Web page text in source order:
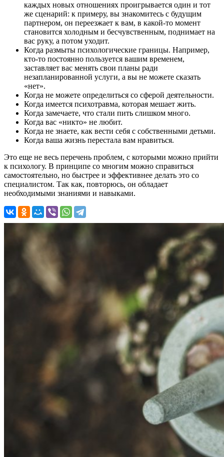
каждых новых отношениях проигрывается один и тот
же сценарий: к примеру, вы знакомитесь с будущим
партнером, он переезжает к вам, в какой-то момент
становится холодным и бесчувственным, поднимает на
вас руку, а потом уходит.
Когда размыты психологические границы. Например,
кто-то постоянно пользуется вашим временем,
заставляет вас менять свои планы ради
незапланированной услуги, а вы не можете сказать
«нет».
Когда не можете определиться со сферой деятельности.
Когда имеется психотравма, которая мешает жить.
Когда замечаете, что стали пить слишком много.
Когда вас «никто» не любит.
Когда не знаете, как вести себя с собственными детьми.
Когда ваша жизнь перестала вам нравиться.
Это еще не весь перечень проблем, с которыми можно прийти
к психологу. В принципе со многим можно справиться
самостоятельно, но быстрее и эффективнее делать это со
специалистом. Так как, повторюсь, он обладает
необходимыми знаниями и навыками.